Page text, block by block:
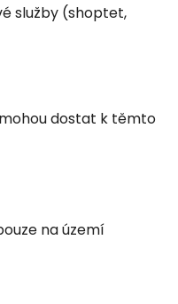
služby (shoptet,
dostat k těmto
na území